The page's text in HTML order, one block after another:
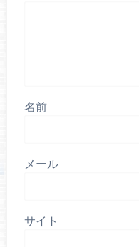
名前
メール
サイト